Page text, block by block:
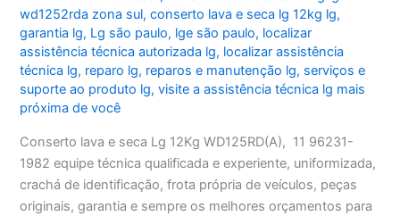
wd1252rda zona sul,conserto lava e seca lg 12kg lg,
garantia lg, Lg são paulo, lge são paulo, localizar
assistência técnica autorizada lg, localizar assistência
técnica lg, reparo lg, reparos e manutenção lg, serviços e
suporte ao produto lg,visite a assistência técnica lg mais
próxima de você
Conserto lava e seca Lg 12Kg WD125RD(A), 11 96231-
1982 equipe técnica qualificada e experiente, uniformizada,
crachá de identificação, frota própria de veículos, peças
originais, garantia e sempre os melhores orçamentos para